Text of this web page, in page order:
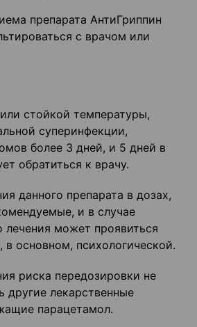
препарата АнтиГриппин
с врачом или
стойкой температуры,
суперинфекции,
более 3 дней, и 5 дней в
обратиться к врачу.
данного препарата в дозах,
и в случае
лечения может проявиться
в основном, психологической.
риска передозировки не
другие лекарственные
парацетамол.